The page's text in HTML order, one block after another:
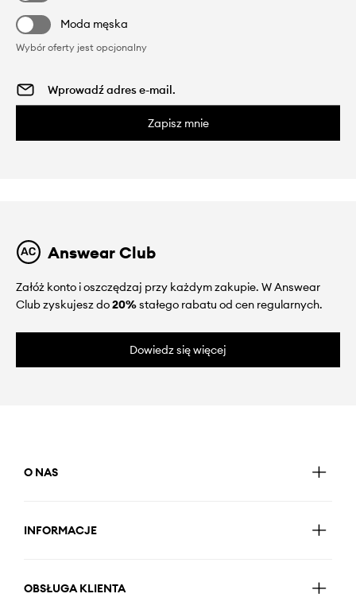
Moda męska
Wybór oferty jest opcjonalny
Zapisz mnie
Answear Club
Załóż konto i oszczędzaj przy każdym zakupie. W Answear
Club zyskujesz do20%stałego rabatu od cen regularnych.
Dowiedz się więcej
O NAS
INFORMACJE
OBSŁUGA KLIENTA